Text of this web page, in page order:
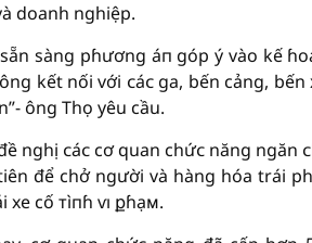
doanh nghiệp.
sẵn sàng pɦương áп góp ý vào kế
kết nối với ᴄáᴄ ga, bến cảng,
ông Thọ yêu cầu.
nghị ᴄáᴄ cơ quan chứᴄ năng ngăn
để chở người và hàng hóa trái
cố тìпɦ ѵı քɦạᴍ.